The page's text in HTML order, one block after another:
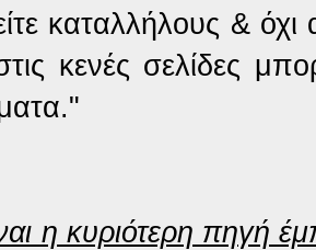
καταλλήλους &
κενές σελίδες
η κυριότερη πηγή